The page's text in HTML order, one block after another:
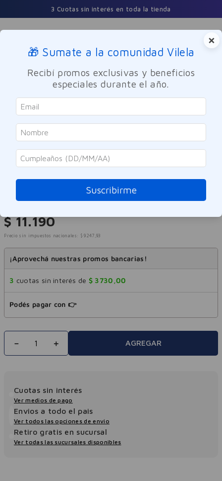
3 Cuotas sin interés en toda la tienda
Buscar
Cuidado Personal Cuidado del Cabello Tratamiento
Elvive
Ácido Hialurónico Crema De
Tratamiento 300g
Referencia:-318346
$ 11.190
Precio sin impuestos nacionales: $ 9247 ,93
¡Aprovechá nuestras promos bancarias!
3 cuotas sin interés de $ 3730 ,00
Podés pagar con 👉
＋
－ AGREGAR
Cuotas sin interés
Ver medios de pago
Envios a todo el pais
Ver todos las opciones de envio
Retiro gratis en sucursal
Ver todas las sucursales disponibles
×
🎁 Sumate a la comunidad Vilela
Recibí promos exclusivas y beneficios
especiales durante el año.
Suscribirme